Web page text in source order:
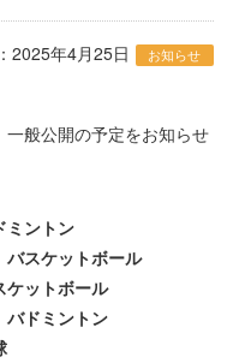
2025年4月25日 お知らせ
一般公開の予定をお知らせ
ントン
トボール
ットボール
ントン